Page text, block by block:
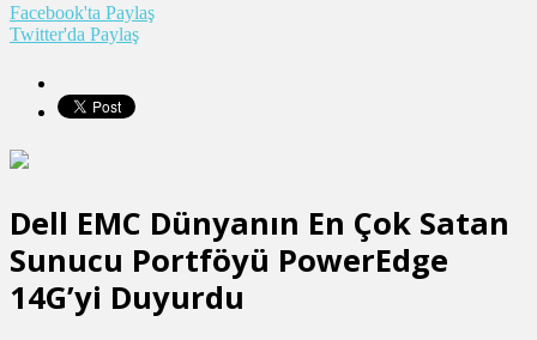
Facebook'ta Paylaş
Twitter'da Paylaş
Dell EMC Dünyanın En Çok Satan
Sunucu Portföyü PowerEdge
14G’yi Duyurdu